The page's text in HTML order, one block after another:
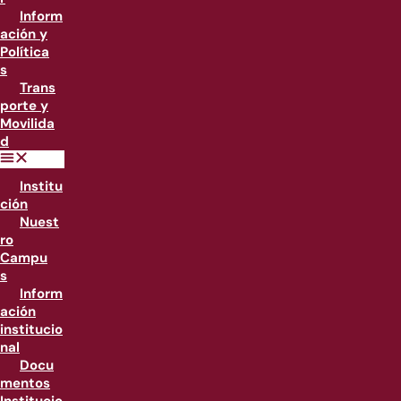
Inform
ación y
Política
s
Trans
porte y
Movilida
d
Institu
ción
Nuest
ro
Campu
s
Inform
ación
institucio
nal
Docu
mentos